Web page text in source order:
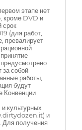
этапе нет
кроме DVD и
срок
(для работ,
превалирует
за собой
работы,
будут
Конвенции
культурных
и
получения